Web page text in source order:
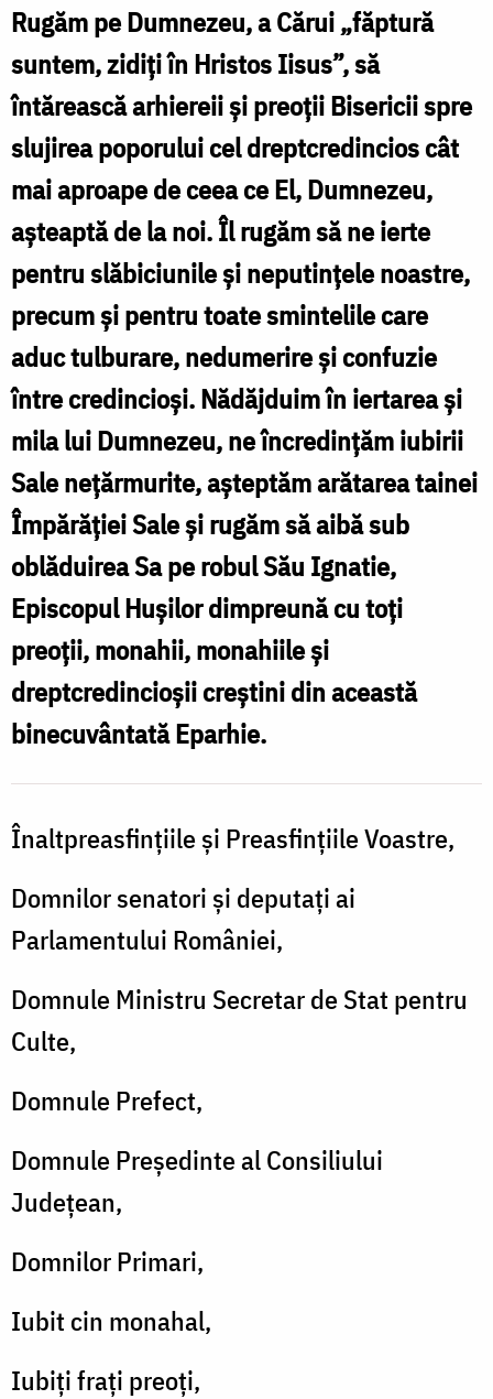
Teofan
la
întronizarea
ca
Episcop
Hușilor
a
PS
Ignatie
Rugăm pe Dumnezeu, a Cărui „făptură
suntem, zidiți în Hristos Iisus”, să
întărească arhiereii și preoții Bisericii spre
slujirea poporului cel dreptcredincios cât
mai aproape de ceea ce El, Dumnezeu,
așteaptă de la noi. Îl rugăm să ne ierte
pentru slăbiciunile și neputințele noastre,
precum și pentru toate smintelile care
aduc tulburare, nedumerire și confuzie
între credincioși. Nădăjduim în iertarea și
mila lui Dumnezeu, ne încredințăm iubirii
Sale nețărmurite, așteptăm arătarea tainei
Împărăției Sale și rugăm să aibă sub
oblăduirea Sa pe robul Său Ignatie,
Episcopul Hușilor dimpreună cu toți
preoții, monahii, monahiile și
dreptcredincioșii creștini din această
binecuvântată Eparhie.
Înaltpreasfințiile și Preasfințiile Voastre,
Domnilor senatori şi deputaţi ai
Parlamentului României,
Domnule Ministru Secretar de Stat pentru
Culte,
Domnule Prefect,
Domnule Președinte al Consiliului
Județean,
Domnilor Primari,
Iubit cin monahal,
Iubiți frați preoți,